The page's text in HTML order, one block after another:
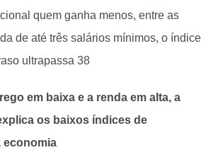
quem ganha menos, entre as
de até três salários mínimos, o índice
ultrapassa 38
em baixa e a renda em alta, a
os baixos índices de
economia